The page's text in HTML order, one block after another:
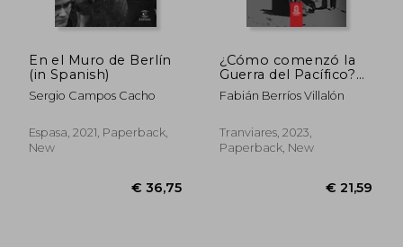
En el Muro de Berlín
(in Spanish)
Sergio Campos Cacho
Espasa, 2021, Paperback,
New
¿Cómo comenzó la
Guerra del Pacífico?
(in Spanish)
Fabián Berríos Villalón
Tranviares, 2023,
Paperback, New